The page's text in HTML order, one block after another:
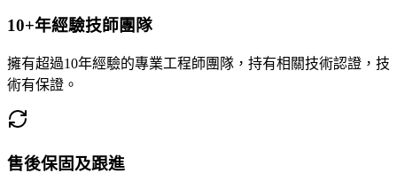
10+年經驗技師團隊
擁有超過10年經驗的專業工程師團隊，持有相關技術認證，技
術有保證。
售後保固及跟進